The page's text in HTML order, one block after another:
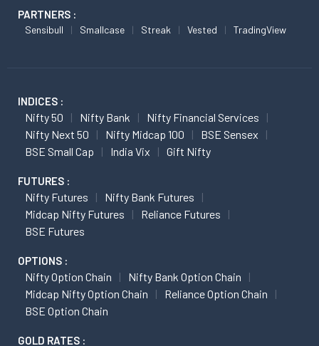
PARTNERS :
Sensibull Smallcase Streak Vested TradingView
INDICES :
Nifty 50 Nifty Bank
Nifty Financial Services
Nifty Next 50
Nifty Midcap 100
BSE Sensex
BSE Small Cap
India Vix Gift Nifty
FUTURES :
Nifty Futures
Nifty Bank Futures
Midcap Nifty Futures
Reliance Futures
BSE Futures
OPTIONS :
Nifty Option Chain
Nifty Bank Option Chain
Midcap Nifty Option Chain
Reliance Option Chain
BSE Option Chain
GOLD RATES :